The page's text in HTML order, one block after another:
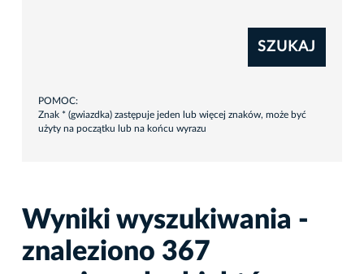
SZUKAJ
POMOC:
Znak * (gwiazdka) zastępuje jeden lub więcej znaków, może być
użyty na początku lub na końcu wyrazu
Wyniki wyszukiwania -
znaleziono 367